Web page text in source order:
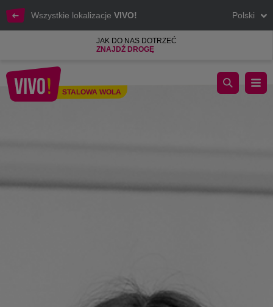
Wszystkie lokalizacje VIVO! Polski
JAK DO NAS DOTRZEĆ
ZNAJDŹ DROGĘ
STALOWA WOLA
Zaczynamy pierwszy etap III edycji Nadwiślańskiego Fashion